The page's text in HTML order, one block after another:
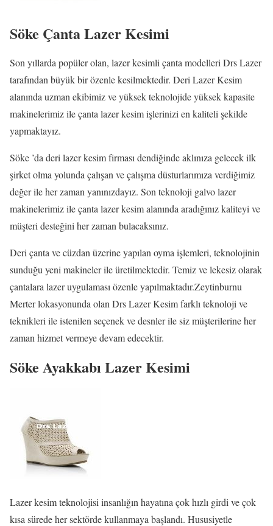
Söke Çanta Lazer Kesimi
Son yıllarda popüler olan, lazer kesimli çanta modelleri Drs Lazer
tarafından büyük bir özenle kesilmektedir. Deri Lazer Kesim
alanında uzman ekibimiz ve yüksek teknolojide yüksek kapasite
makinelerimiz ile çanta lazer kesim işlerinizi en kaliteli şekilde
yapmaktayız.
Söke ’da deri lazer kesim firması dendiğinde aklınıza gelecek ilk
şirket olma yolunda çalışan ve çalışma düsturlarımıza verdiğimiz
değer ile her zaman yanınızdayız. Son teknoloji galvo lazer
makinelerimiz ile çanta lazer kesim alanında aradığınız kaliteyi ve
müşteri desteğini her zaman bulacaksınız.
Deri çanta ve cüzdan üzerine yapılan oyma işlemleri, teknolojinin
sunduğu yeni makineler ile üretilmektedir. Temiz ve lekesiz olarak
çantalara lazer uygulaması özenle yapılmaktadır.Zeytinburnu
Merter lokasyonunda olan Drs Lazer Kesim farklı teknoloji ve
teknikleri ile istenilen seçenek ve desnler ile siz müşterilerine her
zaman hizmet vermeye devam edecektir.
Söke Ayakkabı Lazer Kesimi
Lazer kesim teknolojisi insanlığın hayatına çok hızlı girdi ve çok
kısa sürede her sektörde kullanmaya başlandı. Hususiyetle